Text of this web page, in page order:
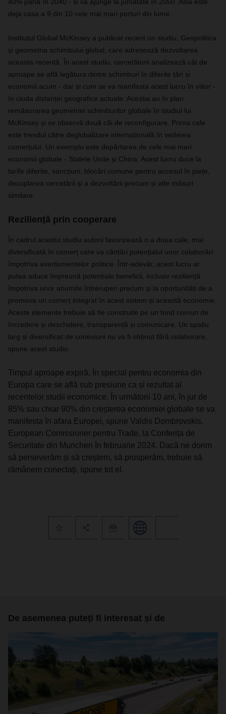
deja casa a 9 din 10 cele mai mari porturi din lume.
Institutul Global McKinsey a publicat recent un studiu, Geopolitica
și geometria schimbului global, care adresează dezvoltarea
aceasta recentă. În acest studiu, cercetătorii analizează cât de
aproape se află legătura dintre schimburi în diferite țări și
economii acum - dar și cum se va manifesta acest lucru în viitor -
în ciuda distanței geografice actuale. Aceștia au în plan
remăsurarea geometriei schimburilor globale în studiul lui
McKinsey și se observă două căi de reconfigurare. Prima cale
este trendul către deglobalizare internațională în vederea
comerțului. Un exemplu este depărtarea de cele mai mari
economii globale - Statele Unite și China. Acest lucru duce la
tarife diferite, sancțiuni, blocări comune pentru accesul în piețe,
decuplarea cercetării și a dezvoltării precum și alte măsuri
similare.
Reziliență prin cooperare
În cadrul acestui studiu autorii favorizează o a doua cale, mai
diversificată în comerț care va cântări potențialul unor colaborări
împotriva avertismentelor politice. Într-adevăr, acest lucru ar
putea aduce împreună potențiale beneficii, inclusiv reziliență
împotriva unor anumite întreruperi precum și la oportunități de a
promova un comerț integrat în acest sistem și această economie.
Aceste elemente trebuie să fie construite pe un fond comun de
încredere și deschidere, transparență și comunicare. Un spațiu
larg și diversificat de conexiuni nu va fi obținut fără colaborare,
spune acest studiu.
Timpul aproape expiră, în special pentru economia din
Europa care se află sub presiune ca și rezultat al
recentelor studii economice. În următorii 10 ani, în jur de
85% sau chiar 90% din creșterea economiei globale se va
manifesta în afara Europei, spune Valdis Dombrovskis,
European Comissioner pentru Trade, la Conferița de
Securitate din Munchen în februarie 2024. Dacă ne dorim
să perseverăm și să creștem, să prosperăm, trebuie să
rămânem conectați, spune tot el.
De asemenea puteți fi interesat și de